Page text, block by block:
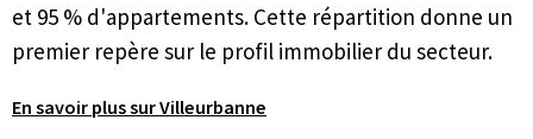
et 95 % d'appartements. Cette répartition donne un
premier repère sur le profil immobilier du secteur.
En savoir plus sur Villeurbanne